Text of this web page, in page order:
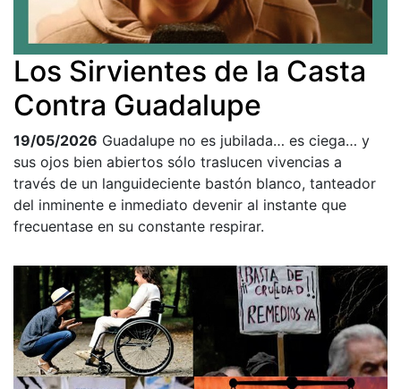
Los Sirvientes de la Casta
Contra Guadalupe
19/05/2026 Guadalupe no es jubilada… es ciega… y
sus ojos bien abiertos sólo traslucen vivencias a
través de un languideciente bastón blanco, tanteador
del inminente e inmediato devenir al instante que
frecuentase en su constante respirar.